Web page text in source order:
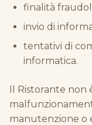
finalità
invio di
tentativi di
informatica.
Il Ristorante non
manutenzione o